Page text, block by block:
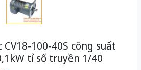
100-40S công suất
tỉ số truyền 1/40